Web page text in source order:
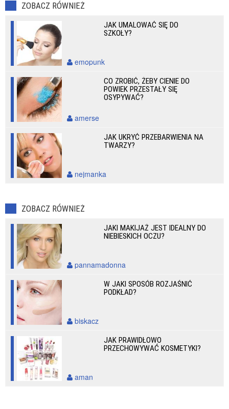
ZOBACZ RÓWNIEŻ
JAK UMALOWAĆ SIĘ DO
SZKOŁY?
emopunk
CO ZROBIĆ, ŻEBY CIENIE DO
POWIEK PRZESTAŁY SIĘ
OSYPYWAĆ?
amerse
JAK UKRYĆ PRZEBARWIENIA NA
TWARZY?
nejmanka
ZOBACZ RÓWNIEŻ
JAKI MAKIJAŻ JEST IDEALNY DO
NIEBIESKICH OCZU?
pannamadonna
W JAKI SPOSÓB ROZJAŚNIĆ
PODKŁAD?
biskacz
JAK PRAWIDŁOWO
PRZECHOWYWAĆ KOSMETYKI?
aman